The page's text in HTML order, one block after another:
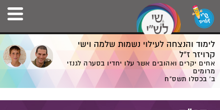
לימוד והנצחה לעילוי נשמות שלמה וישי
קרויזר ז”ל
אחים יקרים ואהובים אשר עלו יחדיו בסערה לגנזי
מרומים
ב' בכסלו תשס”ח